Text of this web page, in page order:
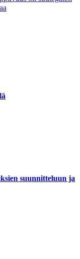
suunnitteluun ja